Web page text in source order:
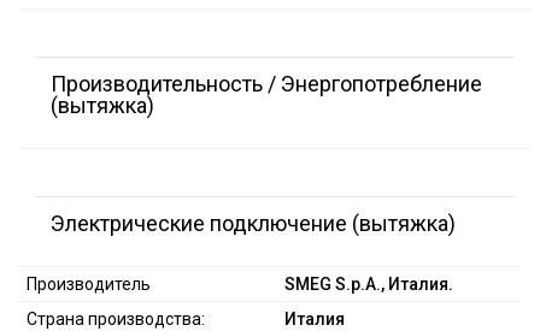
Производительность / Энергопотребление
(вытяжка)
Электрические подключение (вытяжка)
Производитель
SMEG S.p.A., Италия.
Страна производства:
Италия